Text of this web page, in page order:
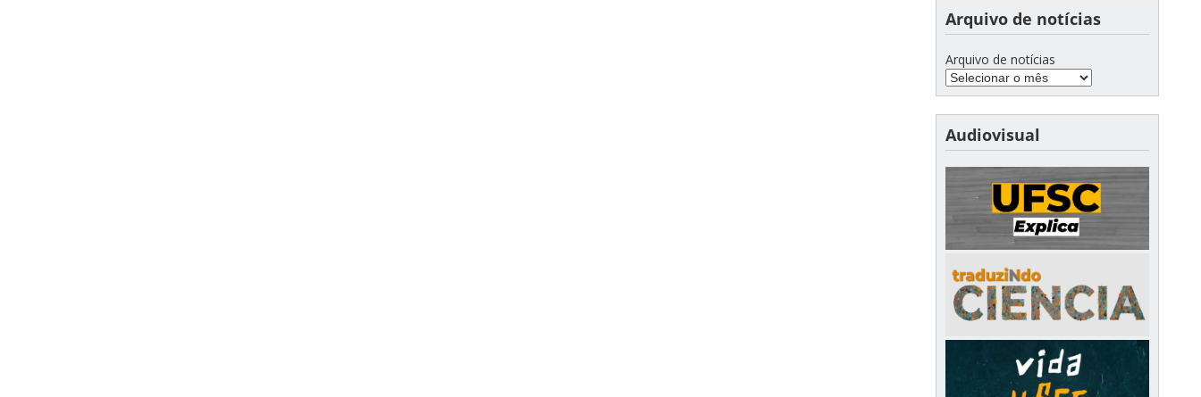
Arquivo de notícias
Arquivo de notícias
Audiovisual